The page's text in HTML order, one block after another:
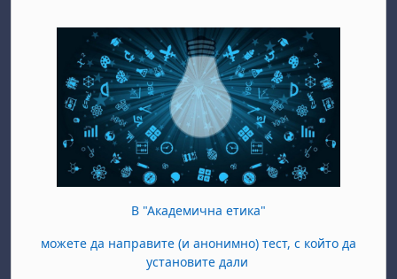
В "Академична етика"
можете да направите (и анонимно) тест, с който да
установите дали